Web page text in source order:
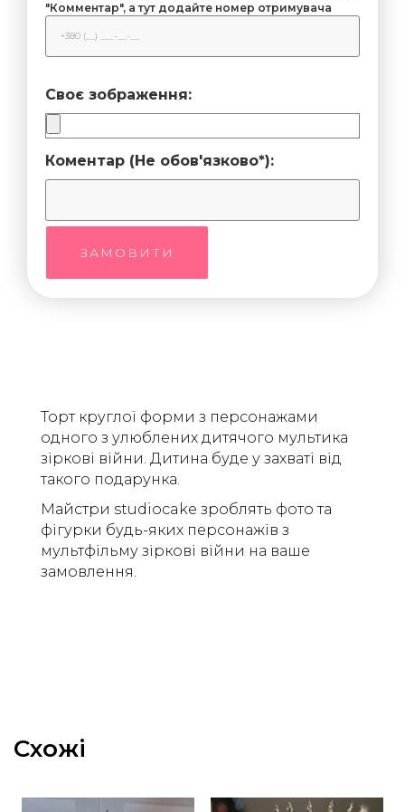
"Комментар", а тут додайте номер отримувача
Своє зображення:
Коментар (Не обов'язково*):
Торт круглої форми з персонажами
одного з улюблених дитячого мультика
зіркові війни. Дитина буде у захваті від
такого подарунка.
Майстри studiocake зроблять фото та
фігурки будь-яких персонажів з
мультфільму зіркові війни на ваше
замовлення.
Схожі